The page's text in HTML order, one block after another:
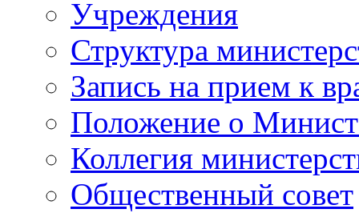
Учреждения
Структура
Запись на прием к
Положение о
Коллегия
Общественный совет